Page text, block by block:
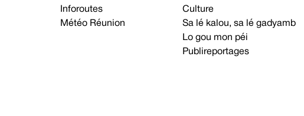
Inforoutes
Météo Réunion
Culture
Sa lé kalou, sa lé gadyamb
Lo gou mon péi
Publireportages